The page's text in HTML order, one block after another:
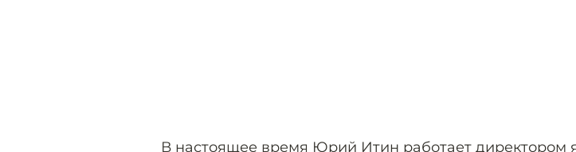
В настоящее время Юрий Итин работает директором